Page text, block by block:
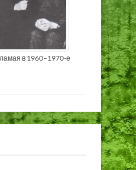
в 1960–1970-е